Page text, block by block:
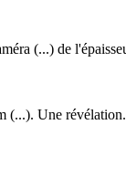
(...) de
(...). Une